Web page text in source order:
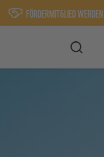
FÖRDERMITGLIED WERDEN